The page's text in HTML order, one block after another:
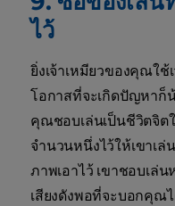
ไว้
ยิ่งเจ้าเหมียวของคุณใช้
โอกาสที่จะเกิดปัญหาก็
คุณชอบเล่นเป็นชีวิตจิต
จำนวนหนึ่งไว้ให้เขาเ
ภาพเอาไว้ เขาชอบเล่
เสียงดังพอที่จะบอกคุณ